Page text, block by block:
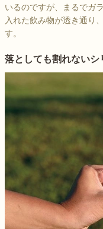
いるのですが、まるでガ
入れた飲み物が透き通り
す。
落としても割れないシ